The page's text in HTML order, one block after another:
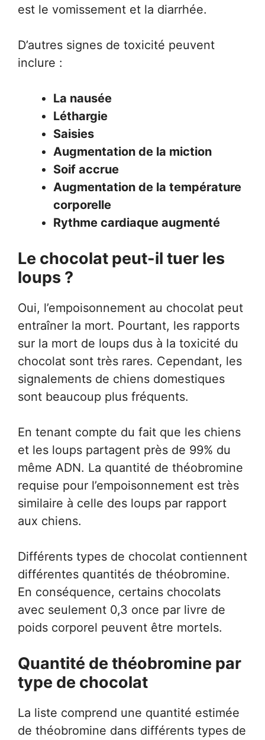
est le vomissement et la diarrhée.
D’autres signes de toxicité peuvent
inclure :
La nausée
Léthargie
Saisies
Augmentation de la miction
Soif accrue
Augmentation de la température
corporelle
Rythme cardiaque augmenté
Le chocolat peut-il tuer les
loups ?
Oui, l’empoisonnement au chocolat peut
entraîner la mort. Pourtant, les rapports
sur la mort de loups dus à la toxicité du
chocolat sont très rares. Cependant, les
signalements de chiens domestiques
sont beaucoup plus fréquents.
En tenant compte du fait que les chiens
et les loups partagent près de 99% du
même ADN. La quantité de théobromine
requise pour l’empoisonnement est très
similaire à celle des loups par rapport
aux chiens.
Différents types de chocolat contiennent
différentes quantités de théobromine.
En conséquence, certains chocolats
avec seulement 0,3 once par livre de
poids corporel peuvent être mortels.
Quantité de théobromine par
type de chocolat
La liste comprend une quantité estimée
de théobromine dans différents types de